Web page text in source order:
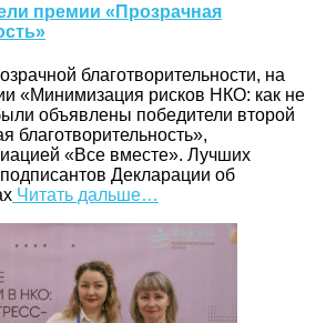
премии «Прозрачная
благотворительности, на
«Минимизация рисков НКО: как не
объявлены победители второй
благотворительность»,
«Все вместе». Лучших
Декларации об
Читать дальше…